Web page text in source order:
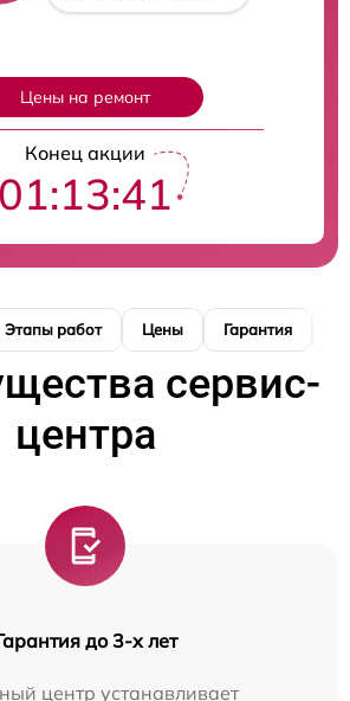
Цены на ремонт
Конец акции
01:13:40
Этапы работ Цены Гарантия
сервис-
центра
до 3-х лет
центр устанавливает